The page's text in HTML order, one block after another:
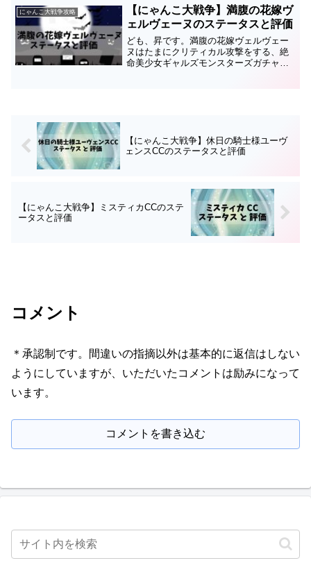
ているので、育成の順番や編成、キャッ
ツアイ...
にゃんこ大戦争攻略
【にゃんこ大戦争】満腹の花嫁ヴ
ェルヴェーヌのステータスと評価
ども、昇です。満腹の花嫁ヴェルヴェー
ヌはたまにクリティカル攻撃をする、絶
命美少女ギャルズモンスターズガチャで
【にゃんこ大戦争】休日の騎士様ユーヴ
ェンスCCのステータスと評価
【にゃんこ大戦争】ミスティカCCのステ
ータスと評価
コメント
＊承認制です。間違いの指摘以外は基本的に返信はしない
ようにしていますが、いただいたコメントは励みになって
います。
コメントを書き込む